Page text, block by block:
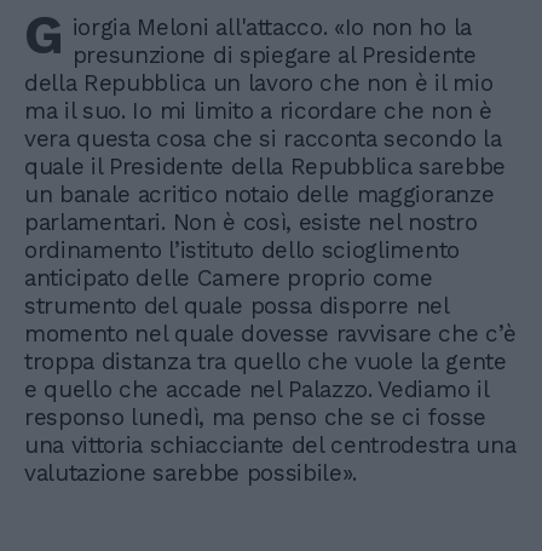
G iorgia Meloni all'attacco. «Io non ho la
presunzione di spiegare al Presidente
della Repubblica un lavoro che non è il mio
ma il suo. Io mi limito a ricordare che non è
vera questa cosa che si racconta secondo la
quale il Presidente della Repubblica sarebbe
un banale acritico notaio delle maggioranze
parlamentari. Non è così, esiste nel nostro
ordinamento l’istituto dello scioglimento
anticipato delle Camere proprio come
strumento del quale possa disporre nel
momento nel quale dovesse ravvisare che c’è
troppa distanza tra quello che vuole la gente
e quello che accade nel Palazzo. Vediamo il
responso lunedì, ma penso che se ci fosse
una vittoria schiacciante del centrodestra una
valutazione sarebbe possibile».